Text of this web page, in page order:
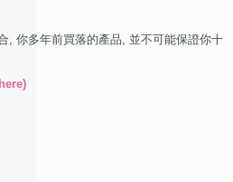
, 你多年前買落的產品, 並不可能保證你十